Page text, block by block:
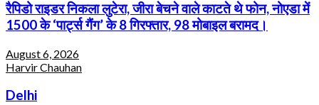
रैपिडो राइडर निकला लुटेरा, जीरा बेचने वाले काटते थे फोन, नोएडा में
1500 के ‘पार्ट्स गैंग’ के 8 गिरफ्तार, 98 मोबाइल बरामद।
August 6, 2026
Harvir Chauhan
Delhi